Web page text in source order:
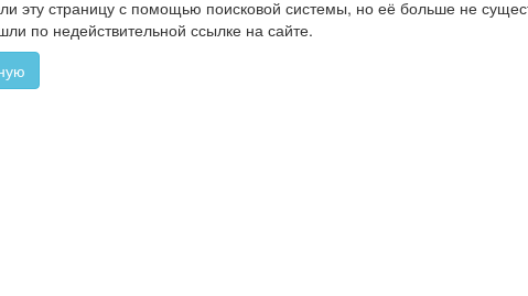
эту страницу с помощью поисковой системы, но её больше не
по недействительной ссылке на сайте.